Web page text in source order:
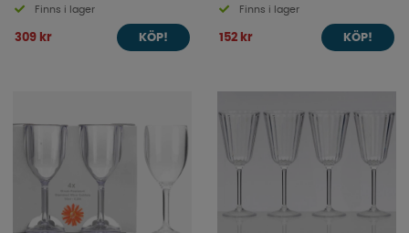
Finns i lager
309 kr KÖP!
Finns i lager
152 kr KÖP!